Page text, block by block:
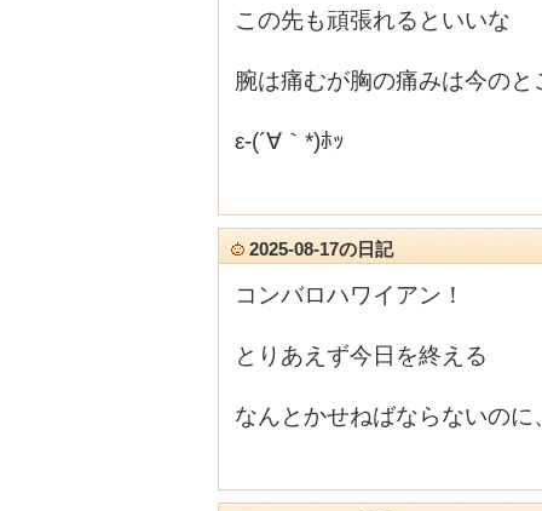
この先も頑張れるといいな
腕は痛むが胸の痛みは今のと
ε-(´∀｀*)ﾎｯ
2025-08-17の日記
コンバロハワイアン！
とりあえず今日を終える
なんとかせねばならないのに